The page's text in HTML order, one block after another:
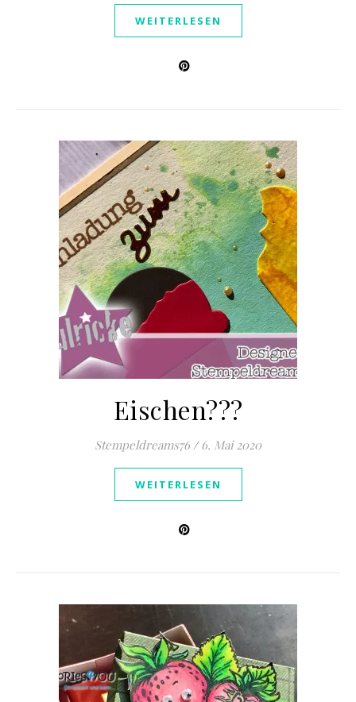
WEITERLESEN
Eischen???
Stempeldreams76 / 6. Mai 2020
WEITERLESEN